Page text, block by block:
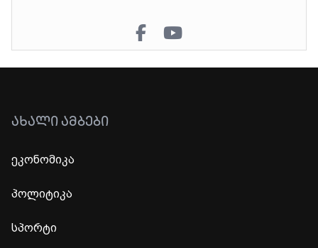
ᲐᲮᲐᲚᲘ ᲐᲛᲑᲔᲑᲘ
ეკონომიკა
პოლიტიკა
სპორტი